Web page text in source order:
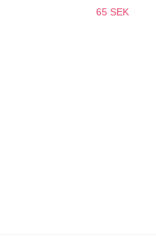
65 SEK